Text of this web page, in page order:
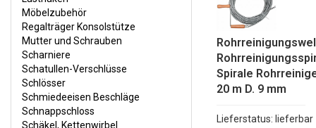
SCHNAPPSCHLOSS
SCHÄKEL, KETTENWIRBEL
SEILROLLEN
SPANNVERSCHLÜSSE
STURMHAKEN
Möbelzubehör
Regalträger Konsolstütze
Mutter und Schrauben
Scharniere
Schatullen-Verschlüsse
Schlösser
Schmiedeeisen Beschläge
Schnappschloss
Schäkel, Kettenwirbel
Spirale
20 m D. 9 mm
Lieferstatus: lieferbar